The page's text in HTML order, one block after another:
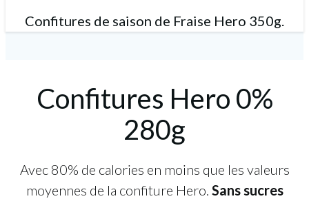
Confitures de saison de Fraise Hero 350g.
Confitures Hero 0%
280g
Avec 80% de calories en moins que les valeurs
moyennes de la confiture Hero. Sans sucres